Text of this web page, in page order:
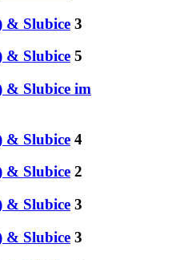
& Slubice 3
& Slubice 5
& Slubice im
& Slubice 4
& Slubice 2
& Slubice 3
& Slubice 3